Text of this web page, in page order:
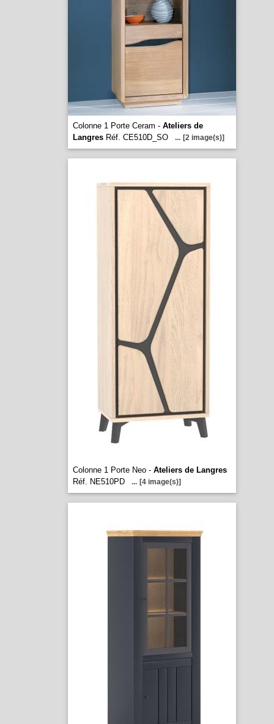
Colonne 1 Porte Ceram - Ateliers de
LangresRéf. CE510D_SO ... [2 image(s)]
Colonne 1 Porte Neo - Ateliers de Langres
Réf. NE510PD
... [4 image(s)]